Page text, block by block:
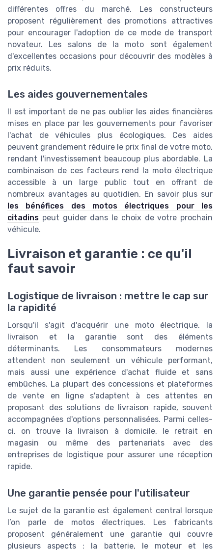
différentes offres du marché. Les constructeurs
proposent régulièrement des promotions attractives
pour encourager l'adoption de ce mode de transport
novateur. Les salons de la moto sont également
d'excellentes occasions pour découvrir des modèles à
prix réduits.
Les aides gouvernementales
Il est important de ne pas oublier les aides financières
mises en place par les gouvernements pour favoriser
l'achat de véhicules plus écologiques. Ces aides
peuvent grandement réduire le prix final de votre moto,
rendant l'investissement beaucoup plus abordable. La
combinaison de ces facteurs rend la moto électrique
accessible à un large public tout en offrant de
nombreux avantages au quotidien. En savoir plus sur
les bénéfices des motos électriques pour les
citadins peut guider dans le choix de votre prochain
véhicule.
Livraison et garantie : ce qu'il
faut savoir
Logistique de livraison : mettre le cap sur
la rapidité
Lorsqu'il s'agit d'acquérir une moto électrique, la
livraison et la garantie sont des éléments
déterminants. Les consommateurs modernes
attendent non seulement un véhicule performant,
mais aussi une expérience d'achat fluide et sans
embûches. La plupart des concessions et plateformes
de vente en ligne s'adaptent à ces attentes en
proposant des solutions de livraison rapide, souvent
accompagnées d'options personnalisées. Parmi celles-
ci, on trouve la livraison à domicile, le retrait en
magasin ou même des partenariats avec des
entreprises de logistique pour assurer une réception
rapide.
Une garantie pensée pour l'utilisateur
Le sujet de la garantie est également central lorsque
l’on parle de motos électriques. Les fabricants
proposent généralement une garantie qui couvre
plusieurs aspects : la batterie, le moteur et les